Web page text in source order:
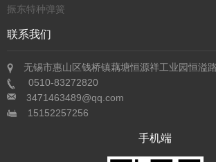
振东特种弹簧
联系我们
无锡市惠山区钱桥镇藕塘恒源祥工业园恒溢
0510-83272820
3471463489@qq.com
15152257256
手机端